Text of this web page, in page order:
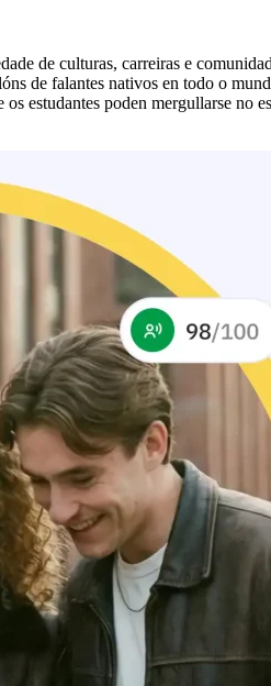
de culturas, carreiras e
de falantes nativos en todo o
estudantes poden mergullarse no